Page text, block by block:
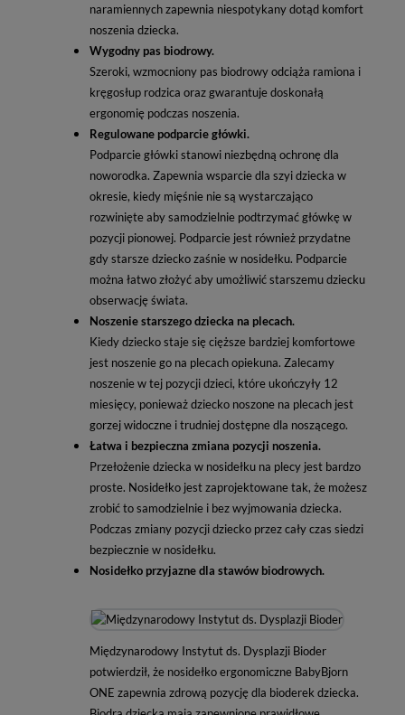
naramiennych zapewnia niespotykany dotąd komfort
noszenia dziecka.
Wygodny pas biodrowy.
Szeroki, wzmocniony pas biodrowy odciąża ramiona i
kręgosłup rodzica oraz gwarantuje doskonałą
ergonomię podczas noszenia.
Regulowane podparcie główki.
Podparcie główki stanowi niezbędną ochronę dla
noworodka. Zapewnia wsparcie dla szyi dziecka w
okresie, kiedy mięśnie nie są wystarczająco
rozwinięte aby samodzielnie podtrzymać główkę w
pozycji pionowej. Podparcie jest również przydatne
gdy starsze dziecko zaśnie w nosidełku. Podparcie
można łatwo złożyć aby umożliwić starszemu dziecku
obserwację świata.
Noszenie starszego dziecka na plecach.
Kiedy dziecko staje się cięższe bardziej komfortowe
jest noszenie go na plecach opiekuna. Zalecamy
noszenie w tej pozycji dzieci, które ukończyły 12
miesięcy, ponieważ dziecko noszone na plecach jest
gorzej widoczne i trudniej dostępne dla noszącego.
Łatwa i bezpieczna zmiana pozycji noszenia.
Przełożenie dziecka w nosidełku na plecy jest bardzo
proste. Nosidełko jest zaprojektowane tak, że możesz
zrobić to samodzielnie i bez wyjmowania dziecka.
Podczas zmiany pozycji dziecko przez cały czas siedzi
bezpiecznie w nosidełku.
Nosidełko przyjazne dla stawów biodrowych.
Międzynarodowy Instytut ds. Dysplazji Bioder
potwierdził, że nosidełko ergonomiczne BabyBjorn
ONE zapewnia zdrową pozycję dla bioderek dziecka.